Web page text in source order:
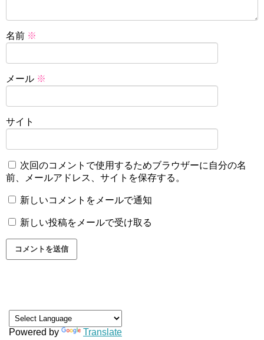
名前 ※
メール ※
サイト
次回のコメントで使用するためブラウザーに自分の名
前、メールアドレス、サイトを保存する。
新しいコメントをメールで通知
新しい投稿をメールで受け取る
Powered by Translate